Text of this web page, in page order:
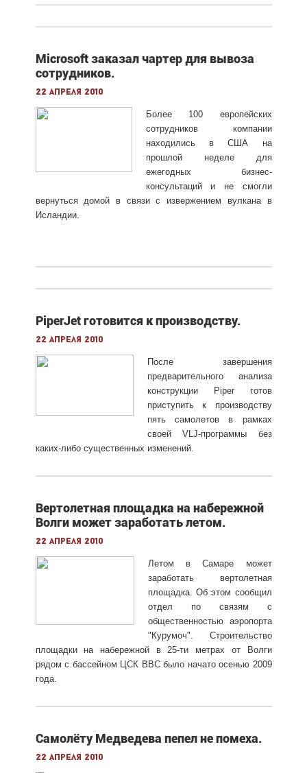
Microsoft заказал чартер для вывоза
сотрудников.
22 апреля 2010
Более 100 европейских
сотрудников компании
находились в США на
прошлой неделе для
ежегодных бизнес-
консультаций и не смогли
вернуться домой в связи с извержением вулкана в
Исландии.
PiperJet готовится к производству.
22 апреля 2010
После завершения
предварительного анализа
конструкции Piper готов
приступить к производству
пять самолетов в рамках
своей VLJ-программы без
каких-либо существенных изменений.
Вертолетная площадка на набережной
Волги может заработать летом.
22 апреля 2010
Летом в Самаре может
заработать вертолетная
площадка. Об этом сообщил
отдел по связям с
общественностью аэропорта
"Курумоч". Строительство
площадки на набережной в 25-ти метрах от Волги
рядом с бассейном ЦСК ВВС было начато осенью 2009
года.
Самолёту Медведева пепел не помеха.
22 апреля 2010